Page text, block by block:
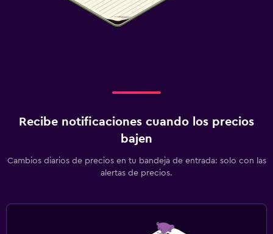
Recibe notificaciones cuando los precios
bajen
Cambios diarios de precios en tu bandeja de entrada: solo con las
alertas de precios.